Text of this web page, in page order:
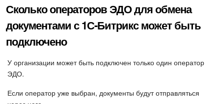
Филиальная сеть
Приложение Битрикс24
Общие вопросы
Битрикс24 в коробке
Сколько операторов ЭДО для обмена
документами с 1С-Битрикс может быть
подключено
У организации может быть подключен только один оператор
ЭДО.
Если оператор уже выбран, документы будут отправляться